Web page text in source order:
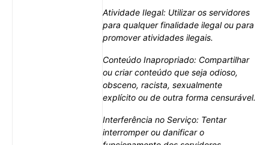
Atividade Ilegal: Utilizar os servidores
para qualquer finalidade ilegal ou para
promover atividades ilegais.
Conteúdo Inapropriado: Compartilhar
ou criar conteúdo que seja odioso,
obsceno, racista, sexualmente
explícito ou de outra forma censurável.
Interferência no Serviço: Tentar
interromper ou danificar o